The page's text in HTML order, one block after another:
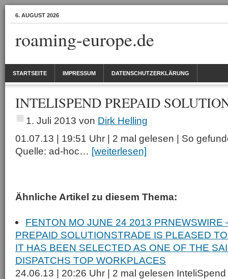
6. AUGUST 2026
roaming-europe.de
STARTSEITE IMPRESSUM DATENSCHUTZERKLÄRUNG
INTELISPEND PREPAID
1. Juli 2013 von Dirk Helling
01.07.13 | 19:51 Uhr | 2 mal gelesen | So
Quelle: ad-hoc… [weiterlesen]
Ähnliche Artikel zu diesem Thema:
FENTON MO JUNE 24 2013 PRNEWSWIRE
PREPAID SOLUTIONSTRADE IS PLEASED
IT HAS BEEN SELECTED AS ONE OF THE
DISPATCHS TOP WORKPLACES
24.06.13 | 20:26 Uhr | 2 mal gelesen